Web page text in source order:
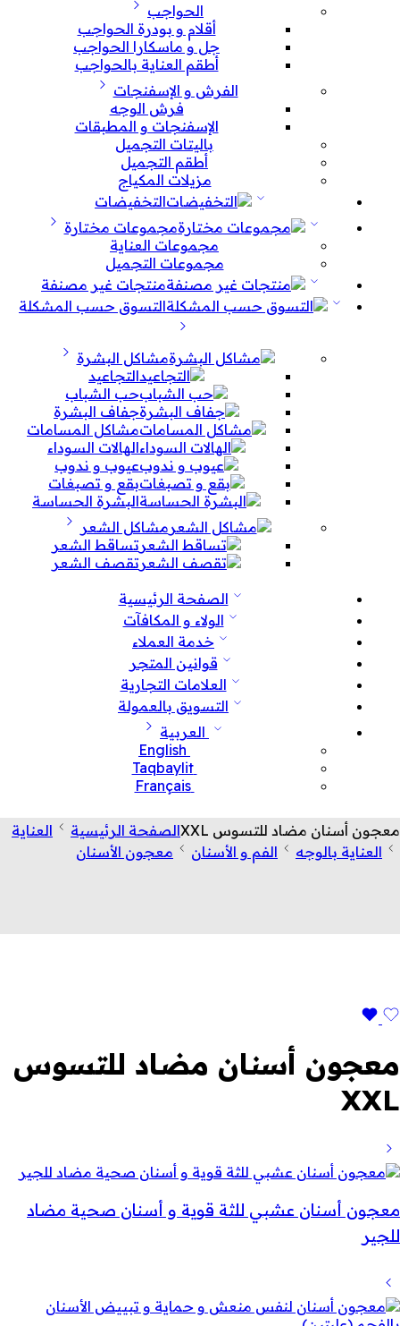
الحواجب
أقلام و بودرة الحواجب
جل و ماسكارا الحواجب
أطقم العناية بالحواجب
الفرش و الإسفنجات
فرش الوجه
الإسفنجات و المطبقات
باليتات التجميل
أطقم التجميل
مزيلات المكياج
التخفيضات
مجموعات مختارة
مجموعات العناية
مجموعات التجميل
منتجات غير مصنفة
التسوق حسب المشكلة
مشاكل البشرة
التجاعيد
حب الشباب
جفاف البشرة
مشاكل المسامات
الهالات السوداء
عيوب و ندوب
بقع و تصبغات
البشرة الحساسة
مشاكل الشعر
تساقط الشعر
تقصف الشعر
الصفحة الرئيسية
الولاء و المكافآت
خدمة العملاء
قوانين المتجر
العلامات التجارية
التسويق بالعمولة
العربية
English
Taqbaylit
Français
معجون أسنان مضاد للتسوس XXL الصفحة الرئيسية
العناية
العناية بالوجه
الفم و الأسنان معجون الأسنان
معجون أسنان مضاد للتسوس
XXL
معجون أسنان عشبي للثة قوية و أسنان صحية مضاد
للجير